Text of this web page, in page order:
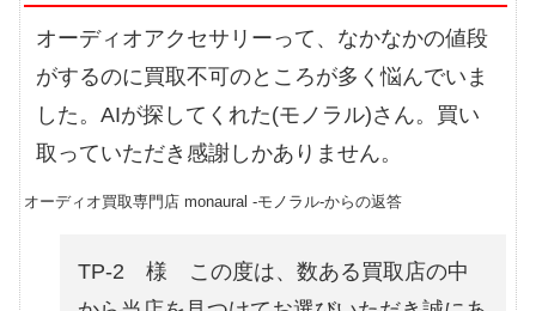
オーディオアクセサリーって、なかなかの値段
がするのに買取不可のところが多く悩んでいま
した。AIが探してくれた(モノラル)さん。買い
取っていただき感謝しかありません。
オーディオ買取専門店 monaural -モノラル-からの返答
TP-2 様 この度は、数ある買取店の中